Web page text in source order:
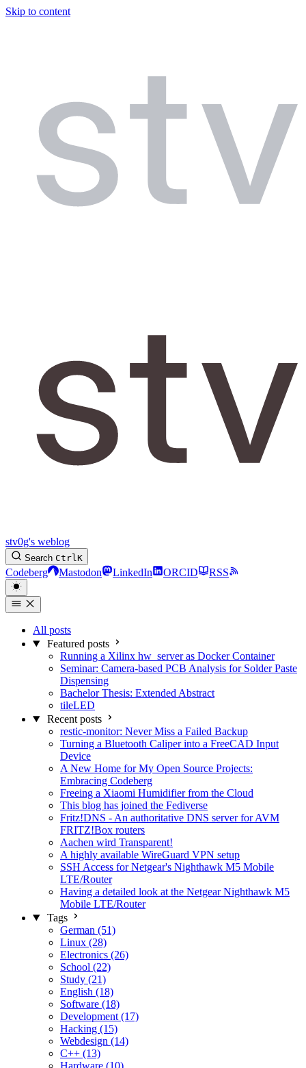
Skip to content
stv0g's weblog
Search CtrlK
Codeberg Mastodon LinkedIn ORCID RSS
All posts
Featured posts
Running a Xilinx hw_server as Docker Container
Seminar: Camera-based PCB Analysis for Solder Paste
Dispensing
Bachelor Thesis: Extended Abstract
tileLED
Recent posts
restic-monitor: Never Miss a Failed Backup
Turning a Bluetooth Caliper into a FreeCAD Input
Device
A New Home for My Open Source Projects:
Embracing Codeberg
Freeing a Xiaomi Humidifier from the Cloud
This blog has joined the Fediverse
Fritz!DNS - An authoritative DNS server for AVM
FRITZ!Box routers
Aachen wird Transparent!
A highly available WireGuard VPN setup
SSH Access for Netgear's Nighthawk M5 Mobile
LTE/Router
Having a detailed look at the Netgear Nighthawk M5
Mobile LTE/Router
Tags
German (51)
Linux (28)
Electronics (26)
School (22)
Study (21)
English (18)
Software (18)
Development (17)
Hacking (15)
Webdesign (14)
C++ (13)
Hardware (10)